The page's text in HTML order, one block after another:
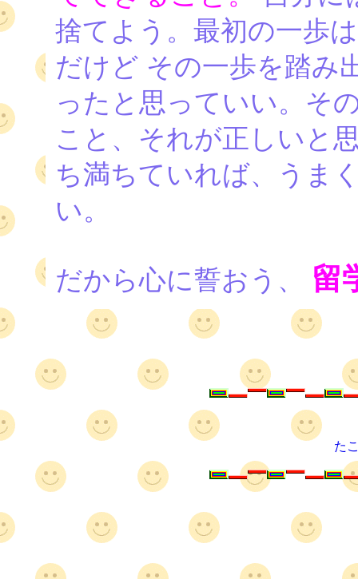
捨てよう。最初の一歩
だけど その一歩を踏み
ったと思っていい。そ
こと、それが正しいと
ち満ちていれば、うま
い。
だから心に誓おう、 留
た